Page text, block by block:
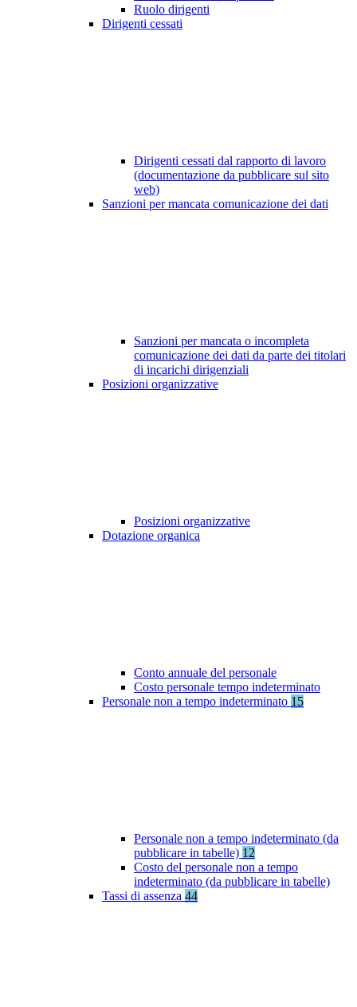
Ruolo dirigenti
Dirigenti cessati
Dirigenti cessati dal rapporto di lavoro
(documentazione da pubblicare sul sito
web)
Sanzioni per mancata comunicazione dei dati
Sanzioni per mancata o incompleta
comunicazione dei dati da parte dei titolari
di incarichi dirigenziali
Posizioni organizzative
Posizioni organizzative
Dotazione organica
Conto annuale del personale
Costo personale tempo indeterminato
Personale non a tempo indeterminato 15
Personale non a tempo indeterminato (da
pubblicare in tabelle) 12
Costo del personale non a tempo
indeterminato (da pubblicare in tabelle)
Tassi di assenza 44